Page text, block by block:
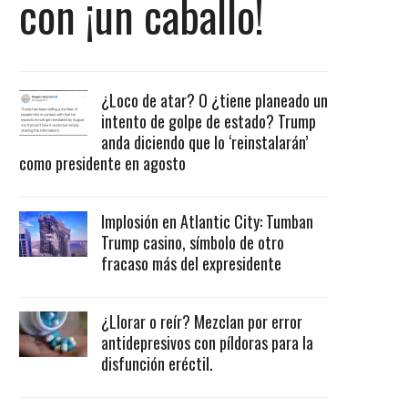
con ¡un caballo!
¿Loco de atar? O ¿tiene planeado un
intento de golpe de estado? Trump
anda diciendo que lo ‘reinstalarán’
como presidente en agosto
Implosión en Atlantic City: Tumban
Trump casino, símbolo de otro
fracaso más del expresidente
¿Llorar o reír? Mezclan por error
antidepresivos con píldoras para la
disfunción eréctil.